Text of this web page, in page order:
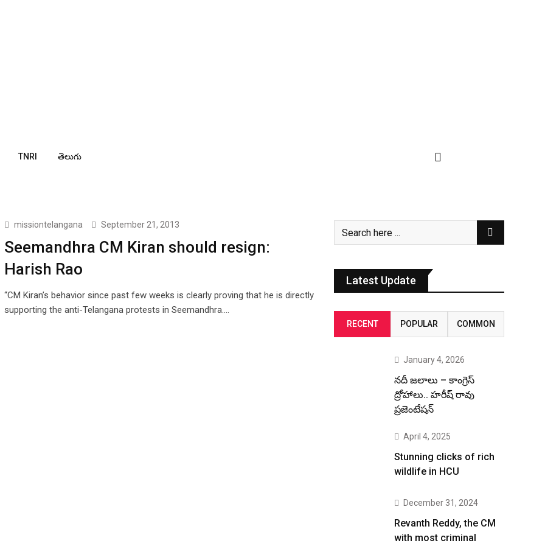
TNRI తెలుగు
missiontelangana September 21, 2013
Seemandhra CM Kiran should resign:
Harish Rao
“CM Kiran’s behavior since past few weeks is clearly proving that he is directly
supporting the anti-Telangana protests in Seemandhra.…
Latest Update
RECENT POPULAR COMMON
January 4, 2026
నదీ జలాలు – కాంగ్రెస్
ద్రోహాలు.. హరీష్ రావు
ప్రజెంటేషన్
April 4, 2025
Stunning clicks of rich
wildlife in HCU
December 31, 2024
Revanth Reddy, the CM
with most criminal